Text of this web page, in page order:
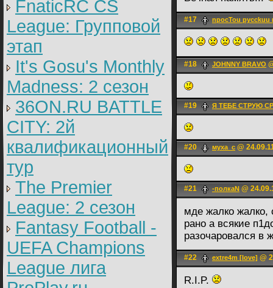
FnaticRC CS
League: Групповой
этап
It's Gosu's Monthly
Madness: 2 сезон
36ON.RU BATTLE
CITY: 2й
квалификационный
тур
The Premier
League: 2 cезон
Fantasy Football -
UEFA Champions
League лига
#17 npocTou pycckuu
#18 JOHNNY BRАVO
#19 Я ТЕБЕ СТРУЮ
#20 муха_с @
#21 -полкаN @
мде жалко жалко,
рано а всякие
разочаровался в
#22 extre4m [love] @
R.I.P.